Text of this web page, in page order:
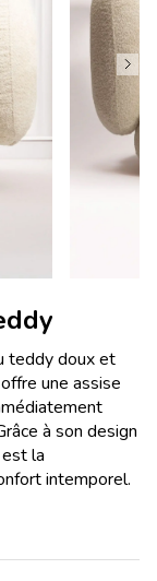
teddy doux et
une assise
à son design
la
intemporel.